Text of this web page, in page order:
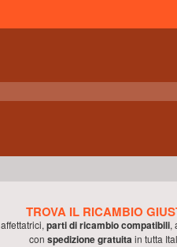
TROVA IL RICAMBIO
affettatrici, parti di ricambio compatibili,
con spedizione gratuitain tutta